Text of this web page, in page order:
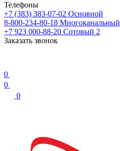
Телефоны
+7 (383) 383-07-02 Основной
8-800-234-80-18 Многоканальный
+7 923 000-88-20 Сотовый 2
Заказать звонок
0
0
0